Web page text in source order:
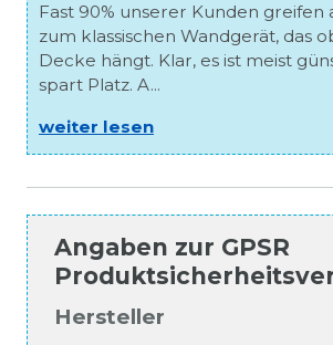
Fast 90% unserer Kunden greifen
zum klassischen Wandgerät, das
Decke hängt. Klar, es ist meist
spart Platz. A...
weiter lesen
Angaben zur GPSR
Hersteller